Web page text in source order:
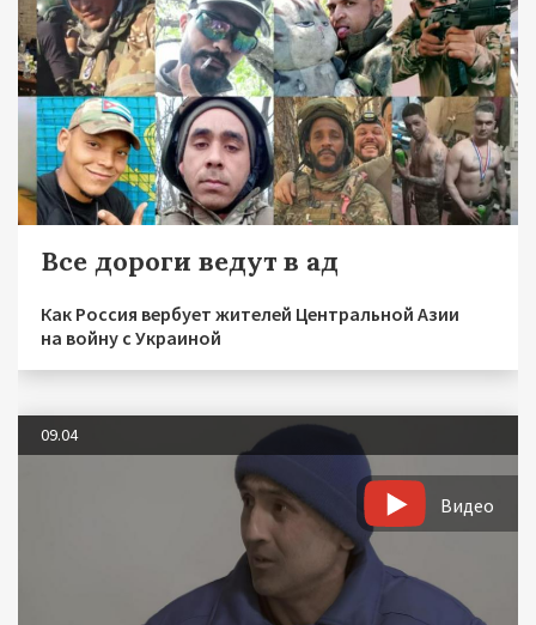
Все дороги ведут в ад
Как Россия вербует жителей Центральной Азии
на войну с Украиной
09.04
Видео